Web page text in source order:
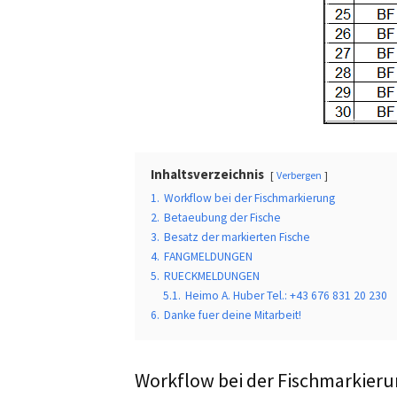
Inhaltsverzeichnis Verbergen
1. Workflow bei der Fischmarkierung
2. Betaeubung der Fische
3. Besatz der markierten Fische
4. FANGMELDUNGEN
5. RUECKMELDUNGEN
5.1. Heimo A. Huber Tel.: +43 676 831 20 230
6. Danke fuer deine Mitarbeit!
Workflow bei der